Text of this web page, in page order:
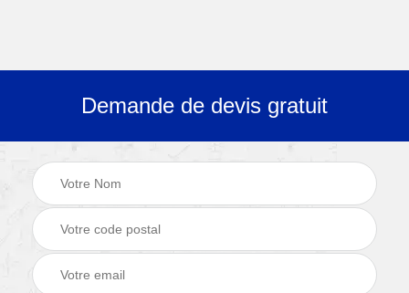
Demande de devis gratuit